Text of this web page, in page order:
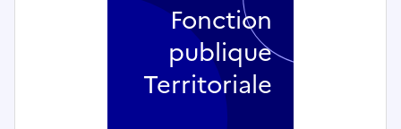
Fonction
publique
Territoriale